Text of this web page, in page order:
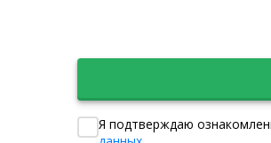
Я подтверждаю